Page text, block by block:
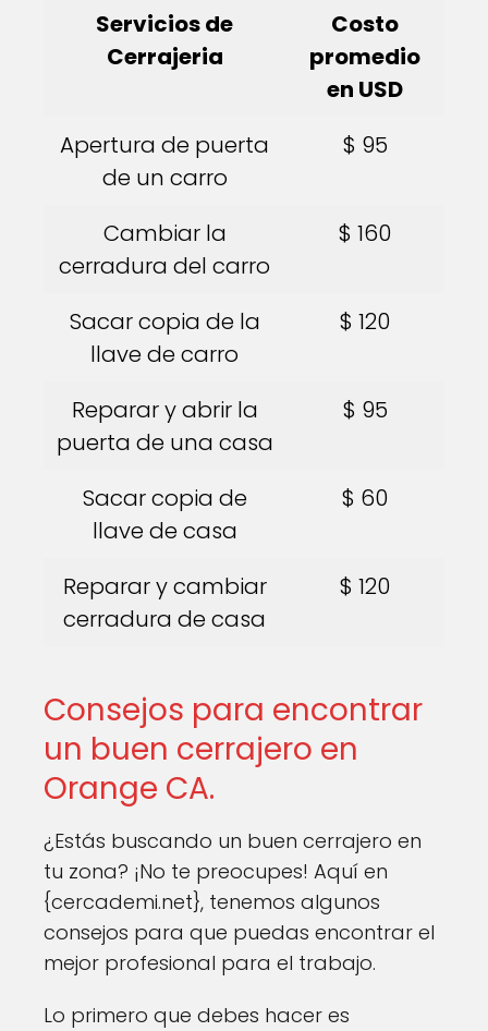
Servicios de
Cerrajeria
Costo
promedio
en USD
Apertura de puerta
de un carro
$ 95
Cambiar la
cerradura del carro
$ 160
Sacar copia de la
llave de carro
$ 120
Reparar y abrir la
puerta de una casa
$ 95
Sacar copia de
llave de casa
$ 60
Reparar y cambiar
cerradura de casa
$ 120
Consejos para encontrar
un buen cerrajero en
Orange CA.
¿Estás buscando un buen cerrajero en
tu zona? ¡No te preocupes! Aquí en
{cercademi.net}, tenemos algunos
consejos para que puedas encontrar el
mejor profesional para el trabajo.
Lo primero que debes hacer es